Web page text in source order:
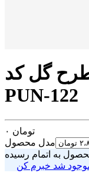
گل کد
PUN-122
۰ تومان
مدل محصول
به اتمام رسیده